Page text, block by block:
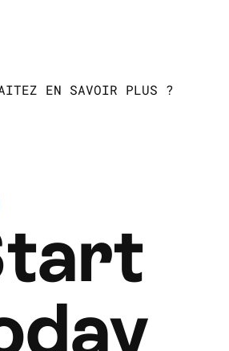
EN SAVOIR PLUS ?